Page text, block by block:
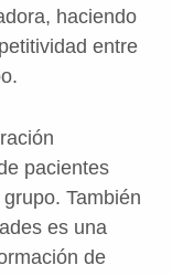
haciendo
entre
pacientes
También
es una
de